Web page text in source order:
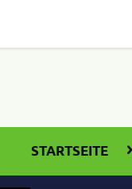
STARTSEITE